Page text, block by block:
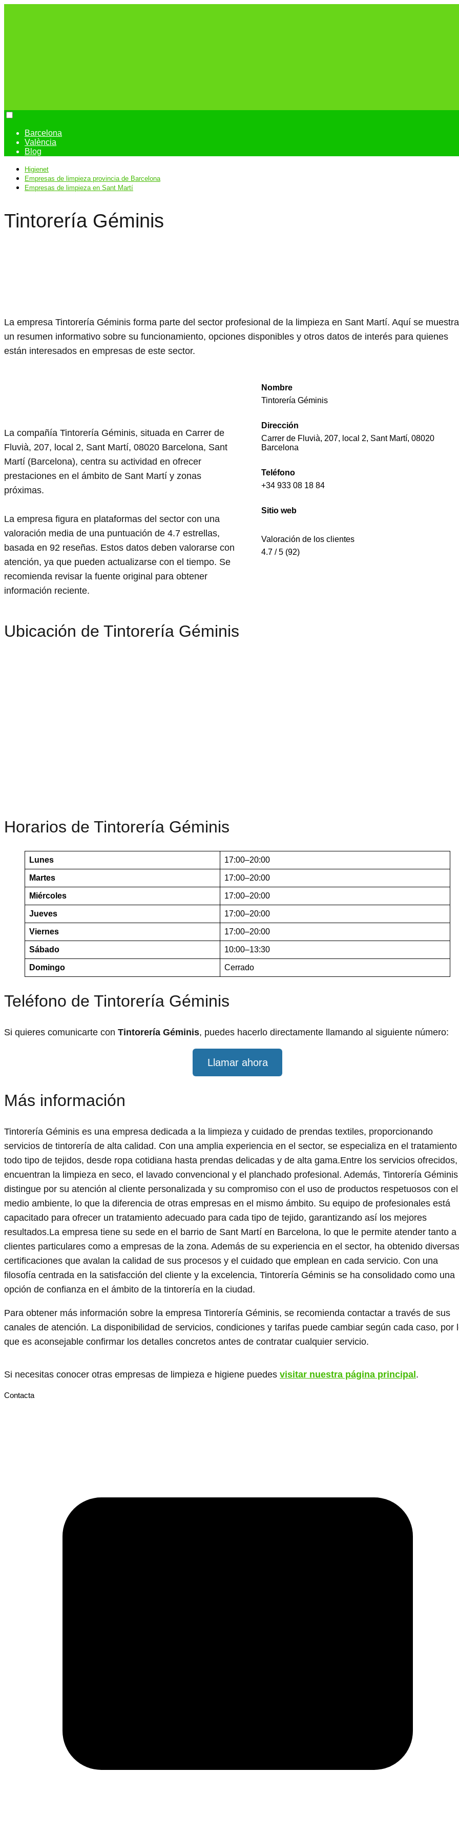
Barcelona
València
Blog
Higienet
Empresas de limpieza provincia de Barcelona
Empresas de limpieza en Sant Martí
Tintorería Géminis
La empresa Tintorería Géminis forma parte del sector profesional de la limpieza en Sant Martí. Aquí se muestra
un resumen informativo sobre su funcionamiento, opciones disponibles y otros datos de interés para quienes
están interesados en empresas de este sector.
La compañía Tintorería Géminis, situada en Carrer de
Fluvià, 207, local 2, Sant Martí, 08020 Barcelona, Sant
Martí (Barcelona), centra su actividad en ofrecer
prestaciones en el ámbito de Sant Martí y zonas
próximas.
La empresa figura en plataformas del sector con una
valoración media de una puntuación de 4.7 estrellas,
basada en 92 reseñas. Estos datos deben valorarse con
atención, ya que pueden actualizarse con el tiempo. Se
recomienda revisar la fuente original para obtener
información reciente.
Nombre
Tintorería Géminis
Dirección
Carrer de Fluvià, 207, local 2, Sant Martí, 08020
Barcelona
Teléfono
+34 933 08 18 84
Sitio web
Valoración de los clientes
4.7 / 5 (92)
Ubicación de Tintorería Géminis
Horarios de Tintorería Géminis
Lunes 17:00–20:00
Martes 17:00–20:00
Miércoles 17:00–20:00
Jueves 17:00–20:00
Viernes 17:00–20:00
Sábado 10:00–13:30
Domingo Cerrado
Teléfono de Tintorería Géminis
Si quieres comunicarte con Tintorería Géminis, puedes hacerlo directamente llamando al siguiente número:
Llamar ahora
Más información
Tintorería Géminis es una empresa dedicada a la limpieza y cuidado de prendas textiles, proporcionando
servicios de tintorería de alta calidad. Con una amplia experiencia en el sector, se especializa en el tratamiento
todo tipo de tejidos, desde ropa cotidiana hasta prendas delicadas y de alta gama.Entre los servicios
encuentran la limpieza en seco, el lavado convencional y el planchado profesional. Además, Tintorería
distingue por su atención al cliente personalizada y su compromiso con el uso de productos respetuosos con el
medio ambiente, lo que la diferencia de otras empresas en el mismo ámbito. Su equipo de profesionales está
capacitado para ofrecer un tratamiento adecuado para cada tipo de tejido, garantizando así los mejores
resultados.La empresa tiene su sede en el barrio de Sant Martí en Barcelona, lo que le permite atender tanto a
clientes particulares como a empresas de la zona. Además de su experiencia en el sector, ha obtenido diversas
certificaciones que avalan la calidad de sus procesos y el cuidado que emplean en cada servicio. Con una
filosofía centrada en la satisfacción del cliente y la excelencia, Tintorería Géminis se ha consolidado como una
opción de confianza en el ámbito de la tintorería en la ciudad.
Para obtener más información sobre la empresa Tintorería Géminis, se recomienda contactar a través de sus
canales de atención. La disponibilidad de servicios, condiciones y tarifas puede cambiar según cada caso, por
que es aconsejable confirmar los detalles concretos antes de contratar cualquier servicio.
Si necesitas conocer otras empresas de limpieza e higiene puedes visitar nuestra página principal .
Contacta